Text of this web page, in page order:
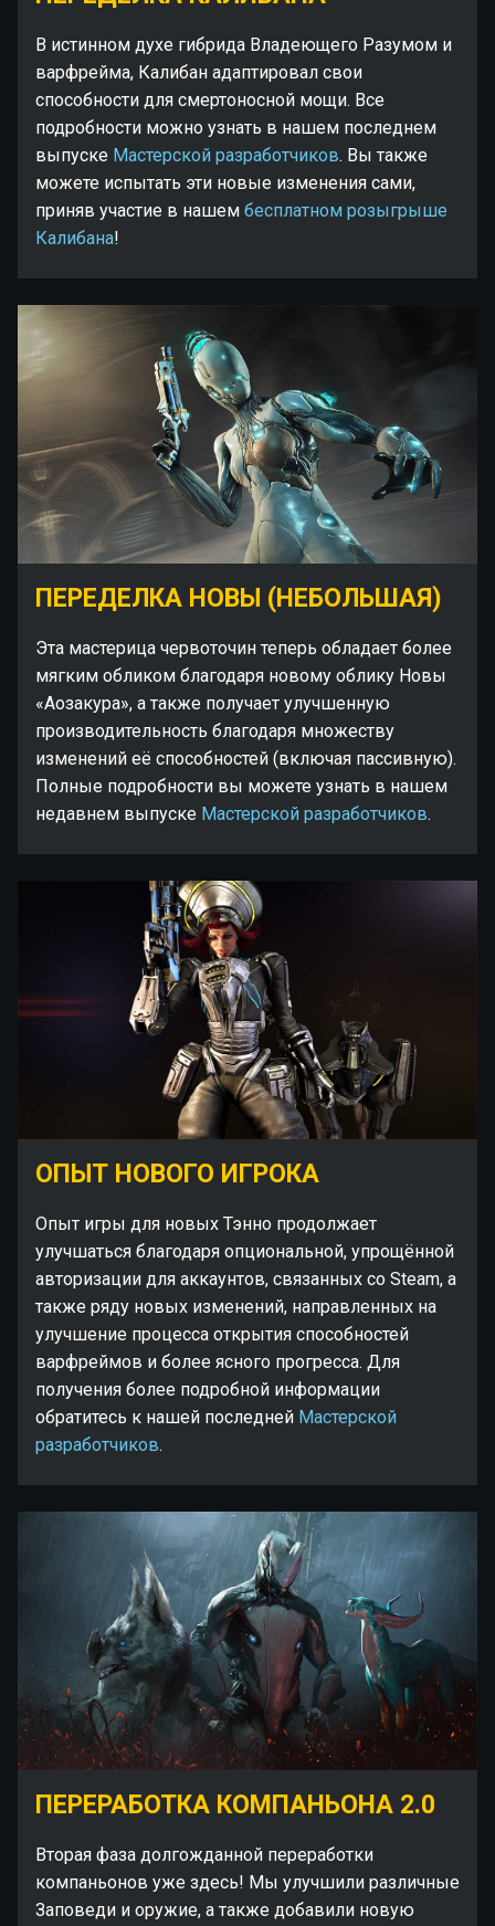
В истинном духе гибрида Владеющего Разумом и
варфрейма, Калибан адаптировал свои
способности для смертоносной мощи. Все
подробности можно узнать в нашем последнем
выпуске Мастерской разработчиков. Вы также
можете испытать эти новые изменения сами,
приняв участие в нашем бесплатном розыгрыше
Калибана!
ПЕРЕДЕЛКА НОВЫ (НЕБОЛЬШАЯ)
Эта мастерица червоточин теперь обладает более
мягким обликом благодаря новому облику Новы
«Аозакура», а также получает улучшенную
производительность благодаря множеству
изменений её способностей (включая пассивную).
Полные подробности вы можете узнать в нашем
недавнем выпуске Мастерской разработчиков.
ОПЫТ НОВОГО ИГРОКА
Опыт игры для новых Тэнно продолжает
улучшаться благодаря опциональной, упрощённой
авторизации для аккаунтов, связанных со Steam, а
также ряду новых изменений, направленных на
улучшение процесса открытия способностей
варфреймов и более ясного прогресса. Для
получения более подробной информации
обратитесь к нашей последней Мастерской
разработчиков.
ПЕРЕРАБОТКА КОМПАНЬОНА 2.0
Вторая фаза долгожданной переработки
компаньонов уже здесь! Мы улучшили различные
Заповеди и оружие, а также добавили новую